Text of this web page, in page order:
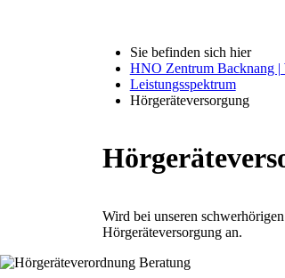
Sie befinden sich hier
HNO Zentrum Backnang |
Leistungsspektrum
Hörgeräteversorgung
Wird bei unseren
Hörgeräteversorgung an.